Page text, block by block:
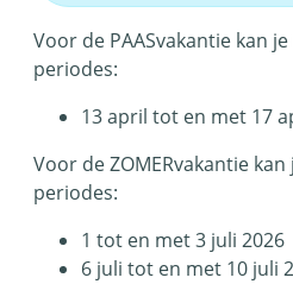
Voor de PAASvakantie kan
periodes:
13 april tot en met 17
Voor de ZOMERvakantie
periodes:
1 tot en met 3 juli 2026
6 juli tot en met 10 juli